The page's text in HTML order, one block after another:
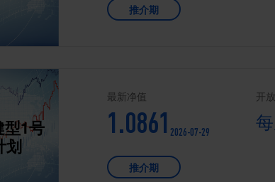
推介期
1号
划
最新净值
1.0861 2026-07-29
开
推介期